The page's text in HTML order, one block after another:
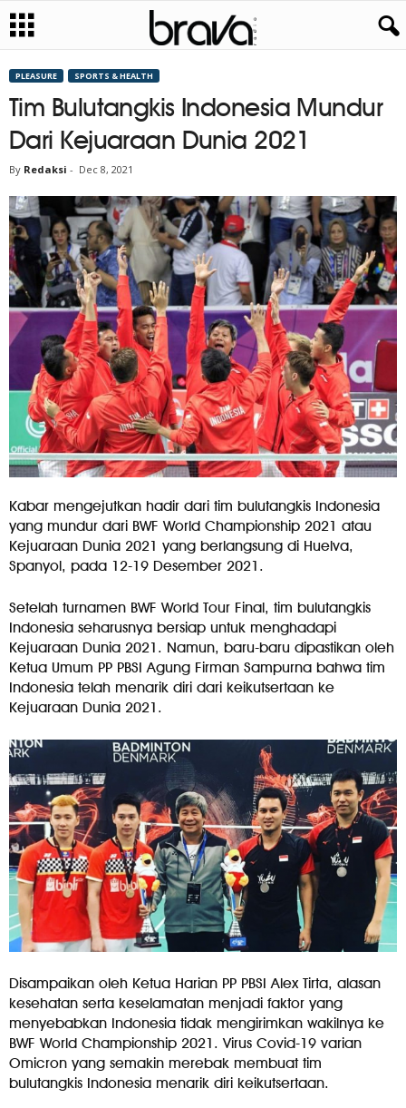
PLEASURE SPORTS & HEALTH
Tim Bulutangkis Indonesia Mundur
Dari Kejuaraan Dunia 2021
By Redaksi - Dec 8, 2021
Kabar mengejutkan hadir dari tim bulutangkis Indonesia
yang mundur dari BWF World Championship 2021 atau
Kejuaraan Dunia 2021 yang berlangsung di Huelva,
Spanyol, pada 12-19 Desember 2021.
Setelah turnamen BWF World Tour Final, tim bulutangkis
Indonesia seharusnya bersiap untuk menghadapi
Kejuaraan Dunia 2021. Namun, baru-baru dipastikan oleh
Ketua Umum PP PBSI Agung Firman Sampurna bahwa tim
Indonesia telah menarik diri dari keikutsertaan ke
Kejuaraan Dunia 2021.
Disampaikan oleh Ketua Harian PP PBSI Alex Tirta, alasan
kesehatan serta keselamatan menjadi faktor yang
menyebabkan Indonesia tidak mengirimkan wakilnya ke
BWF World Championship 2021. Virus Covid-19 varian
Omicron yang semakin merebak membuat tim
bulutangkis Indonesia menarik diri keikutsertaan.